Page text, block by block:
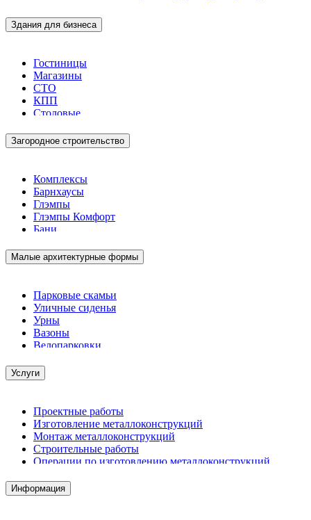
Здания для бизнеса
Гостиницы
Магазины
СТО
КПП
Столовые
Загородное строительство
Комплексы
Барнхаусы
Глэмпы
Глэмпы Комфорт
Бани
Малые архитектурные формы
Парковые скамьи
Уличные сиденья
Урны
Вазоны
Велопарковки
Услуги
Проектные работы
Изготовление металлоконструкций
Монтаж металлоконструкций
Строительные работы
Операции по изготовлению металлоконструкций
Комплектация металлопроката
Изготовление винтовых свай
Информация